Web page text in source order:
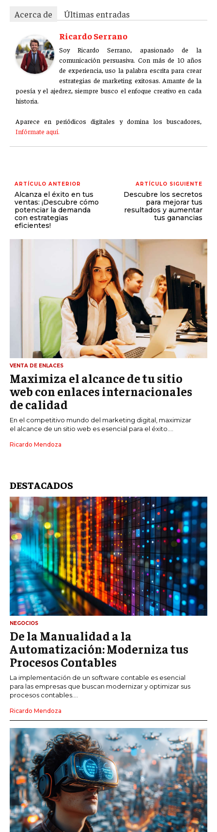
SOCIAL
BLOG
Soy Ricardo Serrano, apasionado de la
comunicación persuasiva. Con más de 10 años de
Infórmate aquí.
Acerca de
Últimas entradas
Ricardo Serrano
Soy Ricardo Serrano, apasionado de la
comunicación persuasiva. Con más de 10 años
de experiencia, uso la palabra escrita para crear
estrategias de marketing exitosas. Amante de la
poesía y el ajedrez, siempre busco el enfoque creativo en cada
historia.
Aparece en periódicos digitales y domina los buscadores,
Infórmate aquí.
ARTÍCULO ANTERIOR
Alcanza el éxito en tus
ventas: ¡Descubre cómo
potenciar la demanda
con estrategias
eficientes!
ARTÍCULO SIGUIENTE
Descubre los secretos
para mejorar tus
resultados y aumentar
tus ganancias
VENTA DE ENLACES
Maximiza el alcance de tu sitio
web con enlaces internacionales
de calidad
En el competitivo mundo del marketing digital, maximizar
el alcance de un sitio web es esencial para el éxito....
Ricardo Mendoza
DESTACADOS
NEGOCIOS
De la Manualidad a la
Automatización: Moderniza tus
Procesos Contables
La implementación de un software contable es esencial
para las empresas que buscan modernizar y optimizar sus
procesos contables....
Ricardo Mendoza